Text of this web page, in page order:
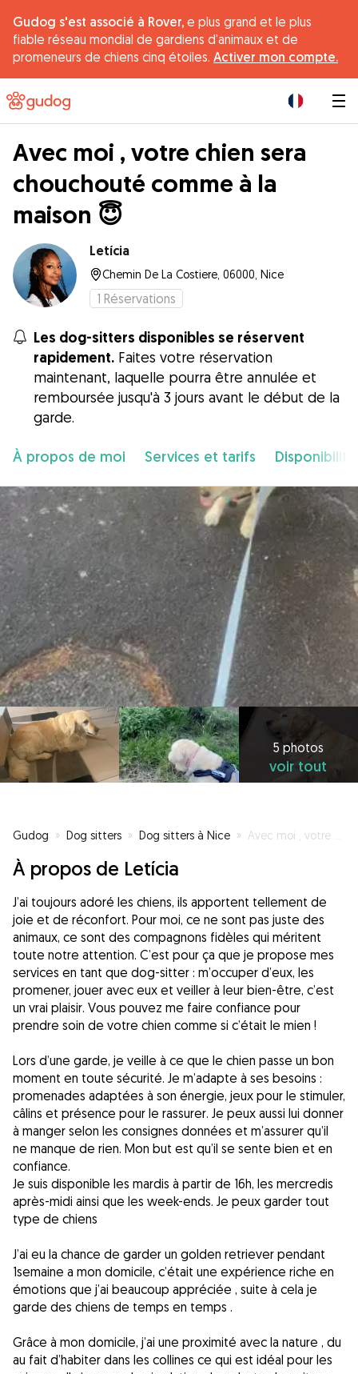
Gudog s'est associé à Rover, e plus grand et le plus
fiable réseau mondial de gardiens d'animaux et de
promeneurs de chiens cinq étoiles. Activer mon compte.
Avec moi , votre chien sera
chouchouté comme à la
maison 😇
Letícia
Chemin De La Costiere, 06000, Nice
1 Réservations
Les dog-sitters disponibles se réservent
rapidement. Faites votre réservation
maintenant, laquelle pourra être annulée et
remboursée jusqu'à 3 jours avant le début de la
garde.
À propos de moi Services et tarifs Disponibilité
5 photos
voir tout
Gudog » Dog sitters » Dog sitters à Nice » Avec moi , votre chien sera chouchouté comme à la maison 😇
À propos de Letícia
J’ai toujours adoré les chiens, ils apportent tellement de
joie et de réconfort. Pour moi, ce ne sont pas juste des
animaux, ce sont des compagnons fidèles qui méritent
toute notre attention. C’est pour ça que je propose mes
services en tant que dog-sitter : m’occuper d’eux, les
promener, jouer avec eux et veiller à leur bien-être, c’est
un vrai plaisir. Vous pouvez me faire confiance pour
prendre soin de votre chien comme si c’était le mien !
Lors d’une garde, je veille à ce que le chien passe un bon
moment en toute sécurité. Je m’adapte à ses besoins :
promenades adaptées à son énergie, jeux pour le stimuler,
câlins et présence pour le rassurer. Je peux aussi lui donner
à manger selon les consignes données et m’assurer qu’il
ne manque de rien. Mon but est qu’il se sente bien et en
confiance.
Je suis disponible les mardis à partir de 16h, les mercredis
après-midi ainsi que les week-ends. Je peux garder tout
type de chiens
J’ai eu la chance de garder un golden retriever pendant
1semaine a mon domicile, c’était une expérience riche en
émotions que j’ai beaucoup appréciée , suite à cela je
garde des chiens de temps en temps .
Grâce à mon domicile, j’ai une proximité avec la nature , du
au fait d’habiter dans les collines ce qui est idéal pour les